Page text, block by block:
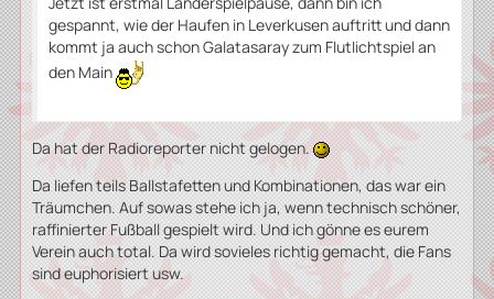
gespannt, wie der Haufen in Leverkusen auftritt und dann
kommt ja auch schon Galatasaray zum Flutlichtspiel an
den Main
Da hat der Radioreporter nicht gelogen.
Da liefen teils Ballstafetten und Kombinationen, das war ein
Träumchen. Auf sowas stehe ich ja, wenn technisch schöner,
raffinierter Fußball gespielt wird. Und ich gönne es eurem
Verein auch total. Da wird sovieles richtig gemacht, die Fans
sind euphorisiert usw.